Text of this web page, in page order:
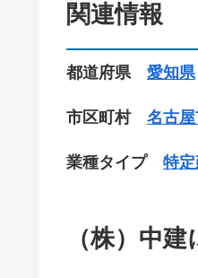
関連情報
都道府県 愛知県
市区町村 名古
業種タイプ 特
（株）中